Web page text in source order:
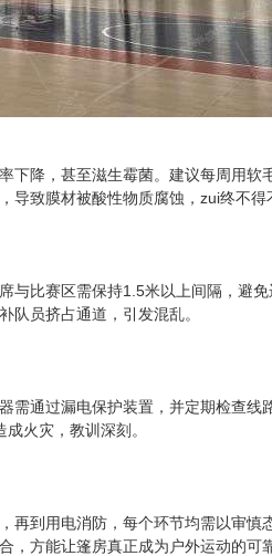
降，甚至滋生霉菌。建议每周用
致膜材被酸性物质腐蚀，zui终不得
比赛区需保持1.5米以上间隔，避
队员挤占通道，引发混乱。
通过漏电保护装置，并定期检查
火灾，教训深刻。
到用电消防，每个环节均需以审
方能让篷房真正成为户外运动的可